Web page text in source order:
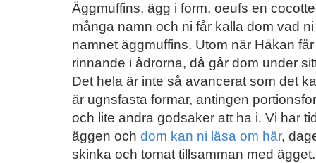
Äggmuffins, ägg i form, oeufs en
många namn och ni får kalla dom vad
namnet äggmuffins. Utom när Håkan
rinnande i ådrorna, då går dom under
Det hela är inte så avancerat som det
är ugnsfasta formar, antingen
och lite andra godsaker att ha i. Vi har
äggen och dom kan ni läsa om här,
skinka och tomat tillsamman med